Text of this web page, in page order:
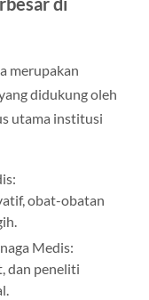
merupakan
didukung oleh
utama institusi
obat-obatan
Medis:
dan peneliti